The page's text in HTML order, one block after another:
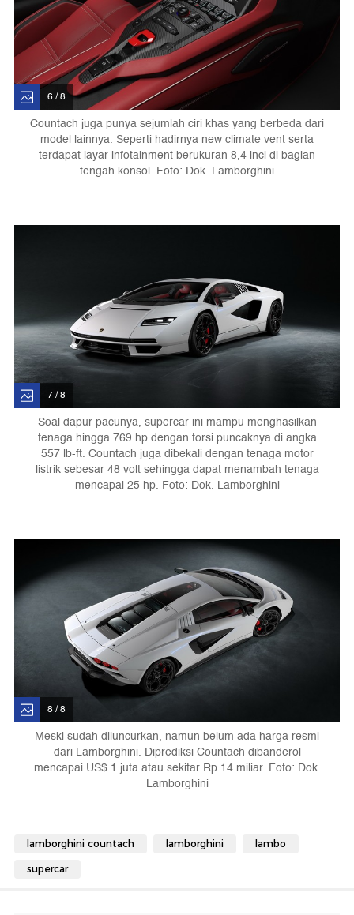
6 / 8
Countach juga punya sejumlah ciri khas yang berbeda dari
model lainnya. Seperti hadirnya new climate vent serta
terdapat layar infotainment berukuran 8,4 inci di bagian
tengah konsol. Foto: Dok. Lamborghini
7 / 8
Soal dapur pacunya, supercar ini mampu menghasilkan
tenaga hingga 769 hp dengan torsi puncaknya di angka
557 lb-ft. Countach juga dibekali dengan tenaga motor
listrik sebesar 48 volt sehingga dapat menambah tenaga
mencapai 25 hp. Foto: Dok. Lamborghini
8 / 8
Meski sudah diluncurkan, namun belum ada harga resmi
dari Lamborghini. Diprediksi Countach dibanderol
mencapai US$ 1 juta atau sekitar Rp 14 miliar. Foto: Dok.
Lamborghini
lamborghini countach lamborghini lambo
supercar